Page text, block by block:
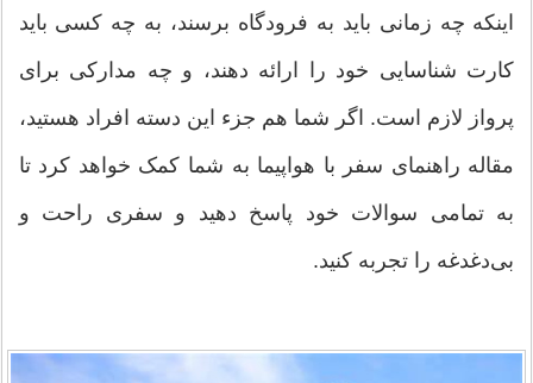
اینکه چه زمانی باید به فرودگاه برسند، به چه کسی باید
کارت شناسایی خود را ارائه دهند، و چه مدارکی برای
پرواز لازم است. اگر شما هم جزء این دسته افراد هستید،
مقاله راهنمای سفر با هواپیما به شما کمک خواهد کرد تا
به تمامی سوالات خود پاسخ دهید و سفری راحت و
بی‌دغدغه را تجربه کنید.